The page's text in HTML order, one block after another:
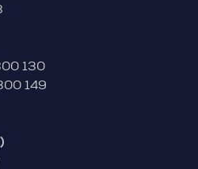
130
149